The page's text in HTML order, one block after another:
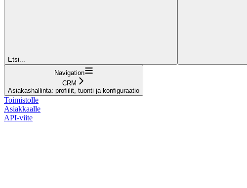
Etsi...
Navigation
CRM
Asiakashallinta: profiilit, tuonti ja konfiguraatio
Toimistolle
Asiakkaalle
API-viite